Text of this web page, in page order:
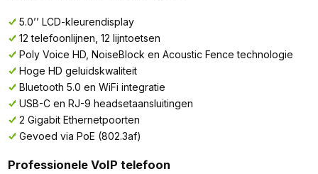
5.0’’ LCD-kleurendisplay
12 telefoonlijnen, 12 lijntoetsen
Poly Voice HD, NoiseBlock en Acoustic Fence technologie
Hoge HD geluidskwaliteit
Bluetooth 5.0 en WiFi integratie
USB-C en RJ-9 headsetaansluitingen
2 Gigabit Ethernetpoorten
Gevoed via PoE (802.3af)
Professionele VoIP telefoon